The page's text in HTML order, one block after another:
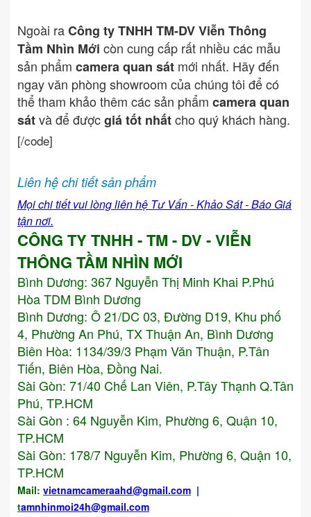
Ngoài raCông ty TNHH TM-DV Viễn Thông
Tầm Nhìn Mới còn cung cấp rất nhiều các mẫu
sản phẩm camera quan sát mới nhất. Hãy đến
ngay văn phòng showroom của chúng tôi để có
thể tham khảo thêm các sản phẩm camera quan
sátvà để đượcgiá tốt nhấtcho quý khách hàng.
[/code]
Liên hệ chi tiết sản phẩm
Mọi chi tiết vui lòng liên hệ Tư Vấn - Khảo Sát - Báo Giá
tận nơi.
CÔNG TY TNHH - TM - DV - VIỄN
THÔNG TẦM NHÌN MỚI
Bình Dương: 367 Nguyễn Thị Minh Khai P.Phú
Hòa TDM Bình Dương
Bình Dương: Ô 21/DC 03, Đường D19, Khu phố
4, Phường An Phú, TX Thuận An, Bình Dương
Biên Hòa: 1134/39/3 Phạm Văn Thuận, P.Tân
Tiến, Biên Hòa, Đồng Nai.
Sài Gòn: 71/40 Chế Lan Viên, P.Tây Thạnh Q.Tân
Phú, TP.HCM
Sài Gòn : 64 Nguyễn Kim, Phường 6, Quận 10,
TP.HCM
Sài Gòn: 178/7 Nguyễn Kim, Phường 6, Quận 10,
TP.HCM
Mail: vietnamcameraahd@gmail.com |
tamnhinmoi24h@gmail.com